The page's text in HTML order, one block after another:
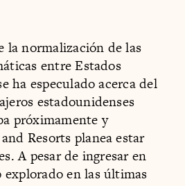
la normalización de las
entre Estados
ha especulado acerca del
estadounidenses
próximamente y
Resorts planea estar
A pesar de ingresar en
explorado en las últimas